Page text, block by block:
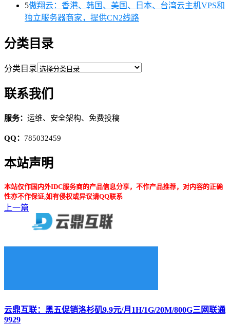
5傲翔云：香港、韩国、美国、日本、台湾云主机VPS和
独立服务器商家，提供CN2线路
分类目录
分类目录
联系我们
服务： 运维、安全架构、免费投稿
QQ： 785032459
本站声明
本站仅作国内外IDC服务商的产品信息分享，不作产品推荐，对内容的正确
性亦不作保证,如有侵权或异议请QQ联系
上一篇
云鼎互联：黑五促销洛杉矶9.9元/月1H/1G/20M/800G三网联通
9929